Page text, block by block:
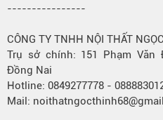
----------------
CÔNG TY TNHH NỘI THẤT
Trụ sở chính: 151 Phạm Văn
Đồng Nai
Hotline: 0849277778 -
Mail: